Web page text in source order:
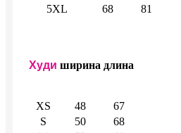
5XL
68 81
Худи ширина длина
XS 48
67
S
50
68